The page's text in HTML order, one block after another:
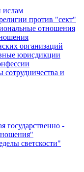
ислам
против "сект"
отношения
организаций
юрисдикции
и
государственно -
светскости"